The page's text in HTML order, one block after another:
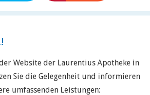
Website der Laurentius Apotheke in
Sie die Gelegenheit und informieren
umfassenden Leistungen: